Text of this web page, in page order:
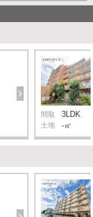
間取 3LDK
土地 -㎡